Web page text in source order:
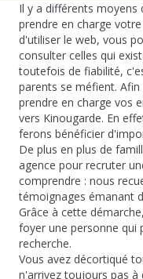
Il y a différents moyens
prendre en charge
d'utiliser le web, vous
consulter celles qui
toutefois de fiabilité,
parents se méfient.
prendre en charge vos
vers Kinougarde. En
ferons bénéficier
De plus en plus de
agence pour recruter
comprendre : nous
témoignages émanant
Grâce à cette
foyer une personne qui
recherche.
Vous avez décortiqué
n'arrivez toujours pas à